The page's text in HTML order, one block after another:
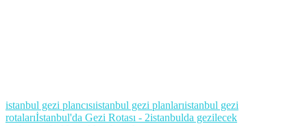
istanbul gezi plancısıistanbul gezi planlarıistanbul gezi
rotalarıİstanbul'da Gezi Rotası - 2istanbulda gezilecek